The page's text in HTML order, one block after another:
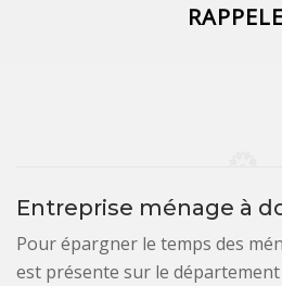
Entreprise ménage à
Pour épargner le temps des
est présente sur le